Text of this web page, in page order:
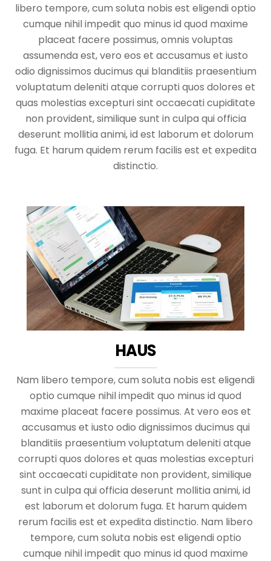
libero tempore, cum soluta nobis est eligendi optio
cumque nihil impedit quo minus id quod maxime
placeat facere possimus, omnis voluptas
assumenda est, vero eos et accusamus et iusto
odio dignissimos ducimus qui blanditiis praesentium
voluptatum deleniti atque corrupti quos dolores et
quas molestias excepturi sint occaecati cupiditate
non provident, similique sunt in culpa qui officia
deserunt mollitia animi, id est laborum et dolorum
fuga. Et harum quidem rerum facilis est et expedita
distinctio.
HAUS
Nam libero tempore, cum soluta nobis est eligendi
optio cumque nihil impedit quo minus id quod
maxime placeat facere possimus. At vero eos et
accusamus et iusto odio dignissimos ducimus qui
blanditiis praesentium voluptatum deleniti atque
corrupti quos dolores et quas molestias excepturi
sint occaecati cupiditate non provident, similique
sunt in culpa qui officia deserunt mollitia animi, id
est laborum et dolorum fuga. Et harum quidem
rerum facilis est et expedita distinctio. Nam libero
tempore, cum soluta nobis est eligendi optio
cumque nihil impedit quo minus id quod maxime